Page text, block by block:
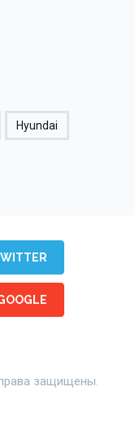
Hyundai
защищены.